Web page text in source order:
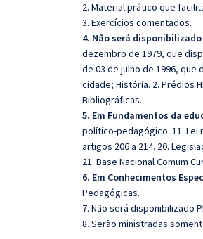
2. Material prático que
3. Exercícios comentados.
4. Não será disponibilizado
dezembro de 1979, que
de 03 de julho de 1996, que
cidade; História. 2. Prédios
Bibliográficas.
5. Em Fundamentos da
político-pedagógico. 11. Lei
artigos 206 a 214. 20.
21. Base Nacional Comum
6. Em Conhecimentos
Pedagógicas.
7. Não será disponibilizado
8. Serão ministradas